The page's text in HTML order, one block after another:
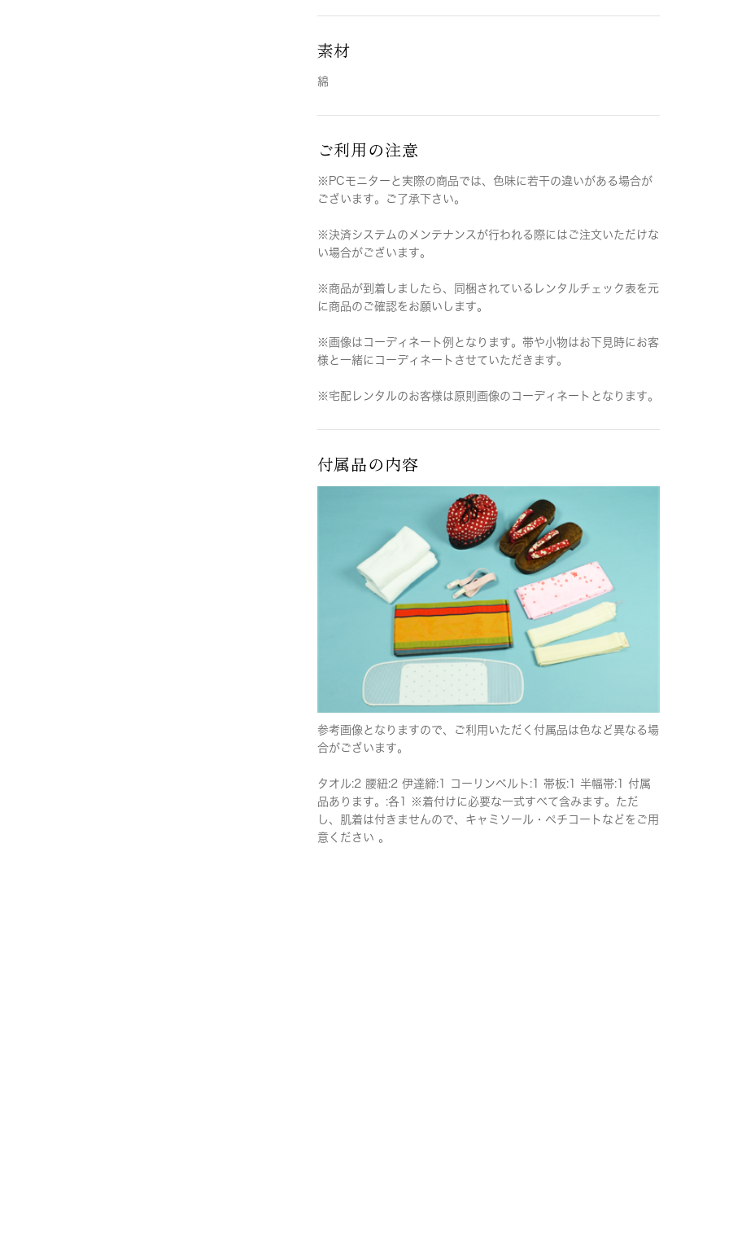
素材
綿
ご利用の注意
※PCモニターと実際の商品では、色味に若干の違いがある場合が
ございます。ご了承下さい。
※決済システムのメンテナンスが行われる際にはご注文いただけな
い場合がございます。
※商品が到着しましたら、同梱されているレンタルチェック表を元
に商品のご確認をお願いします。
※画像はコーディネート例となります。帯や小物はお下見時にお客
様と一緒にコーディネートさせていただきます。
※宅配レンタルのお客様は原則画像のコーディネートとなります。
付属品の内容
参考画像となりますので、ご利用いただく付属品は色など異なる場
合がございます。
タオル:2 腰紐:2 伊達締:1 コーリンベルト:1 帯板:1 半幅帯:1 付属
品あります。:各1 ※着付けに必要な一式すべて含みます。ただ
し、肌着は付きませんので、キャミソール・ペチコートなどをご用
意ください 。